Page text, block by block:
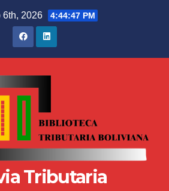
6th, 2026 4:44:48 PM
Tributaria